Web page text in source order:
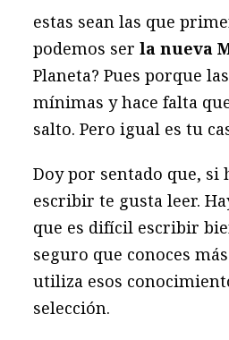
estas sean las que
podemos ser la nueva
Planeta? Pues porque
mínimas y hace falta
salto. Pero igual es tu
Doy por sentado que, si
escribir te gusta leer.
que es difícil escribir
seguro que conoces
utiliza esos
selección.